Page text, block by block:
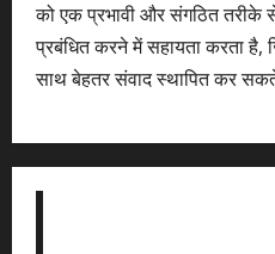
को एक प्रभावी और संगठित तरीके
प्रबंधित करने में सहायता करता है,
साथ बेहतर संवाद स्थापित कर